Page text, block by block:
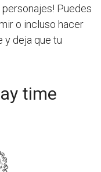
Puedes
o incluso hacer
y deja que tu
time